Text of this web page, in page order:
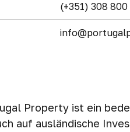
(+351) 308 800
Property ist ein
auf ausländische